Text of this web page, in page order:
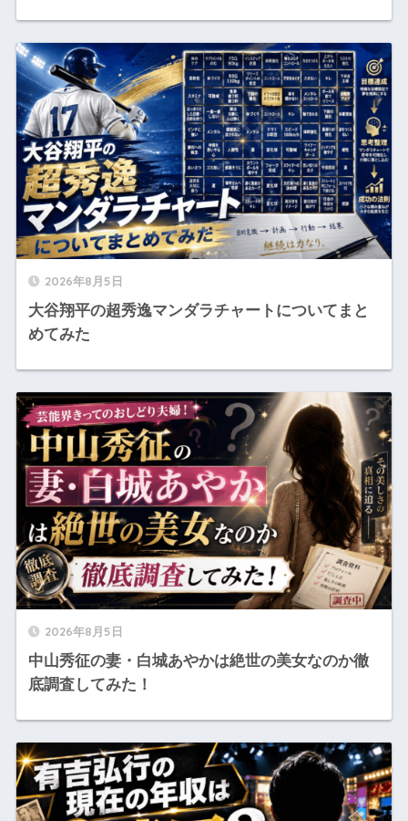
2026年8月5日
大谷翔平の超秀逸マンダラチャートについてまと
めてみた
2026年8月5日
中山秀征の妻・白城あやかは絶世の美女なのか徹
底調査してみた！